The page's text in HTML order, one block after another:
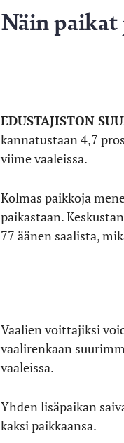
Näin
EDUSTAJISTON
kannatustaan 4,7
viime vaaleissa.
Kolmas paikkoja
paikastaan.
77 äänen saalista,
Vaalien voittajiksi
vaalirenkaan
vaaleissa.
Yhden lisäpaikan
kaksi paikkaansa.